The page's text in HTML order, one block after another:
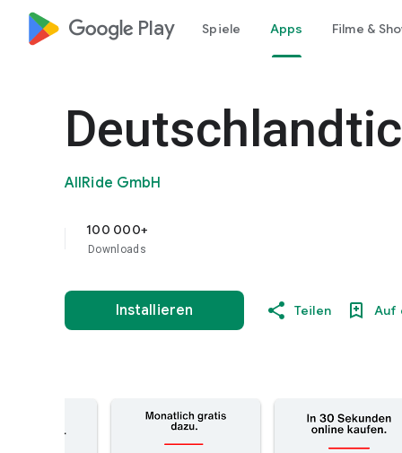
google_logo Play Spiele Apps Filme &
AllRide GmbH
100 000+
Downloads
Installieren Teilen Auf